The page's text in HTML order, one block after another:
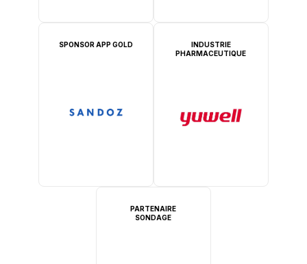
SPONSOR APP GOLD
INDUSTRIE
PHARMACEUTIQUE
PARTENAIRE
SONDAGE